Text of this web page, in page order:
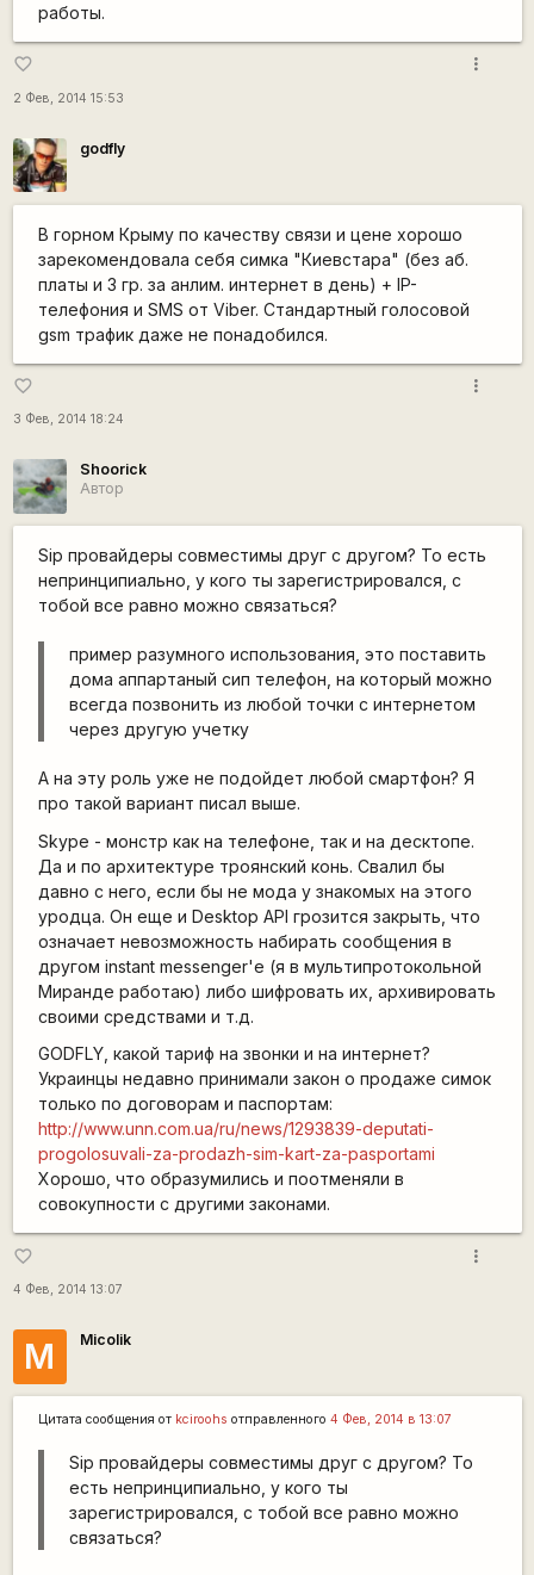
работы.
favorite_border
2 Фев, 2014 15:53
more_vert
godfly
В горном Крыму по качеству связи и цене хорошо
зарекомендовала себя симка "Киевстара" (без аб.
платы и 3 гр. за анлим. интернет в день) + IP-
телефония и SMS от Viber. Стандартный голосовой
gsm трафик даже не понадобился.
favorite_border
3 Фев, 2014 18:24
more_vert
Shoorick
Автор
Sip провайдеры совместимы друг с другом? То есть
непринципиально, у кого ты зарегистрировался, с
тобой все равно можно связаться?
пример разумного использования, это поставить
дома аппартаный сип телефон, на который можно
всегда позвонить из любой точки с интернетом
через другую учетку
А на эту роль уже не подойдет любой смартфон? Я
про такой вариант писал выше.
Skype - монстр как на телефоне, так и на десктопе.
Да и по архитектуре троянский конь. Свалил бы
давно с него, если бы не мода у знакомых на этого
уродца. Он еще и Desktop API грозится закрыть, что
означает невозможность набирать сообщения в
другом instant messenger'е (я в мультипротокольной
Миранде работаю) либо шифровать их, архивировать
своими средствами и т.д.
GODFLY, какой тариф на звонки и на интернет?
Украинцы недавно принимали закон о продаже симок
только по договорам и паспортам:
http://www.unn.com.ua/ru/news/1293839-deputati-
progolosuvali-za-prodazh-sim-kart-za-pasportami
Хорошо, что образумились и поотменяли в
совокупности с другими законами.
favorite_border
4 Фев, 2014 13:07
more_vert
M Micolik
Цитата сообщения от kciroohs отправленного 4 Фев, 2014 в 13:07
Sip провайдеры совместимы друг с другом? То
есть непринципиально, у кого ты
зарегистрировался, с тобой все равно можно
связаться?